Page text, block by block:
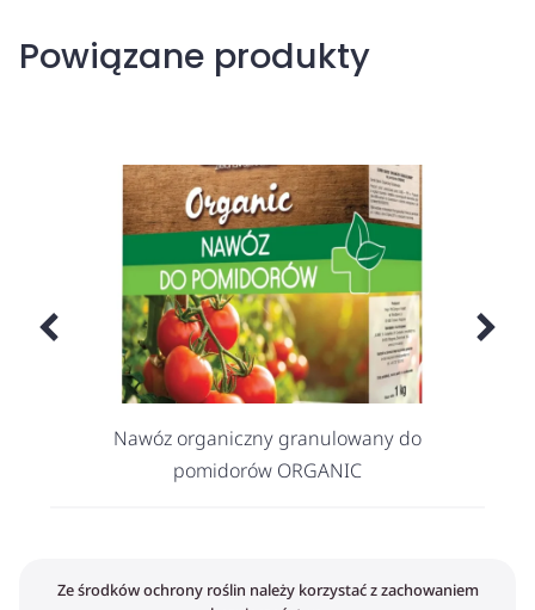
Powiązane produkty
Nawóz organiczny granulowany do
pomidorów ORGANIC
Ze środków ochrony roślin należy korzystać z zachowaniem